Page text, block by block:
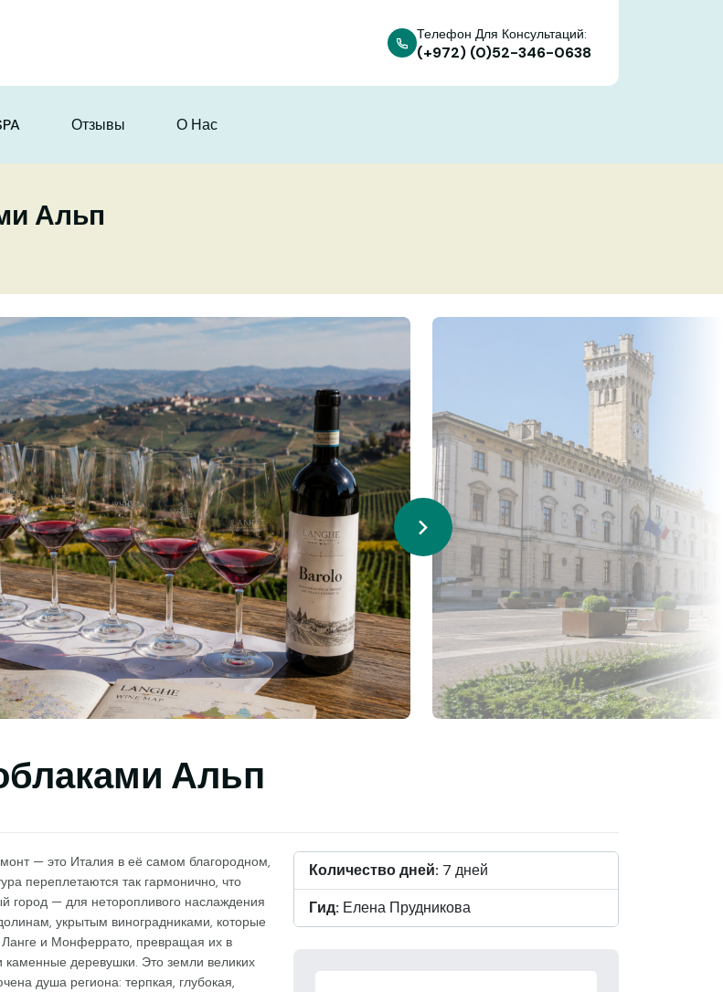
Телефон Для Консультаций:
(+972) (0)52-346-0638
Отзывы О Нас
Альп
Альп
— это Италия в её самом благородном,
переплетаются так гармонично, что
город — для неторопливого наслаждения
укрытым виноградниками, которые
Ланге и Монферрато, превращая их в
каменные деревушки. Это земли великих
душа региона: терпкая, глубокая,
Количество дней: 7 дней
Гид: Елена Прудникова